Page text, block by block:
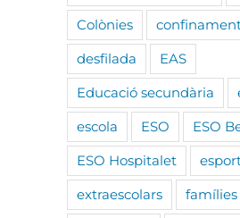
Colònies
desfilada
EAS
Educació secundària
escola
ESO
ESO
ESO Hospitalet
extraescolars
famílies